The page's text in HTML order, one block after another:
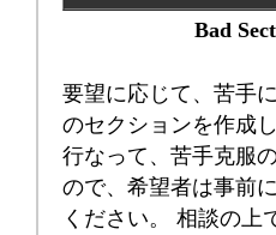
Bad
要望に応じて、苦手
のセクションを作成
行なって、苦手克服
ので、希望者は事前
ください。 相談の上